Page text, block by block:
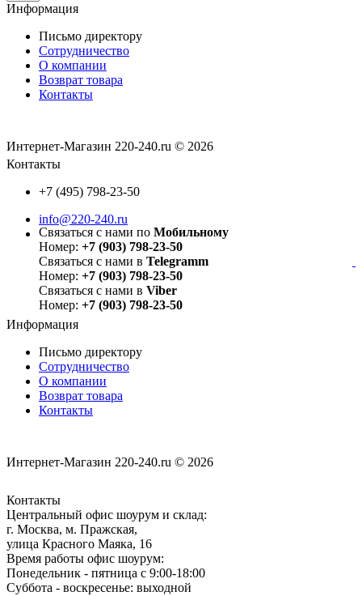
Информация
Письмо директору
Сотрудничество
О компании
Возврат товара
Контакты
Интернет-Магазин 220-240.ru © 2026
Контакты
+7 (495) 798-23-50
info@220-240.ru
Связаться с нами по Мобильному
Номер: +7 (903) 798-23-50
Связаться с нами в Telegramm
Номер: +7 (903) 798-23-50
Связаться с нами в Viber
Номер: +7 (903) 798-23-50
Информация
Письмо директору
Сотрудничество
О компании
Возврат товара
Контакты
Интернет-Магазин 220-240.ru © 2026
Контакты
Центральный офис шоурум и склад:
г. Москва, м. Пражская,
улица Красного Маяка, 16
Время работы офис шоурум:
Понедельник - пятница с 9:00-18:00
Суббота - воскресенье: выходной